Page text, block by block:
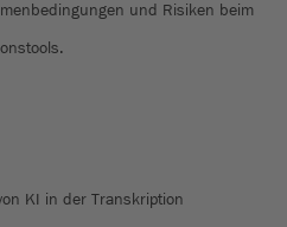
und Risiken beim
KI in der Transkription